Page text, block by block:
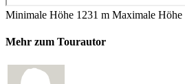
Minimale Höhe 1231 m Maximale Höhe
Mehr zum Tourautor